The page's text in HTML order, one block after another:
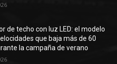
de techo con luz LED: el modelo
que baja más de 60
la campaña de verano